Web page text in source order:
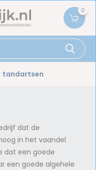
0
tandartsen
dat de
in het vaandel
dat een goede
een goede algehele